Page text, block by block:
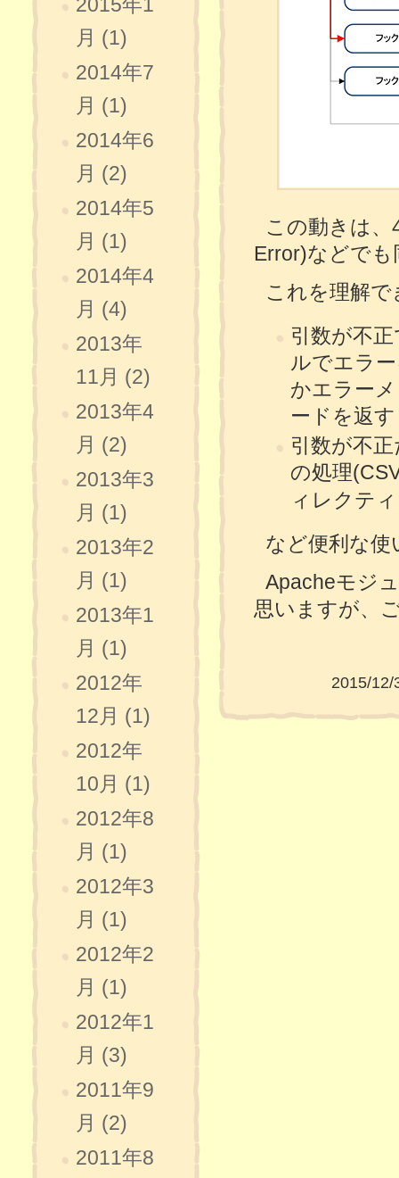
この動きは
Error)などでも
これを理解で
引数が不
ルでエラ
かエラー
ードを返す
引数が不
の処理
ィレクテ
など便利な
Apacheモジ
思いますが、
2015/
2015年1
月 (1)
2014年7
月 (1)
2014年6
月 (2)
2014年5
月 (1)
2014年4
月 (4)
2013年
11月 (2)
2013年4
月 (2)
2013年3
月 (1)
2013年2
月 (1)
2013年1
月 (1)
2012年
12月 (1)
2012年
10月 (1)
2012年8
月 (1)
2012年3
月 (1)
2012年2
月 (1)
2012年1
月 (3)
2011年9
月 (2)
2011年8